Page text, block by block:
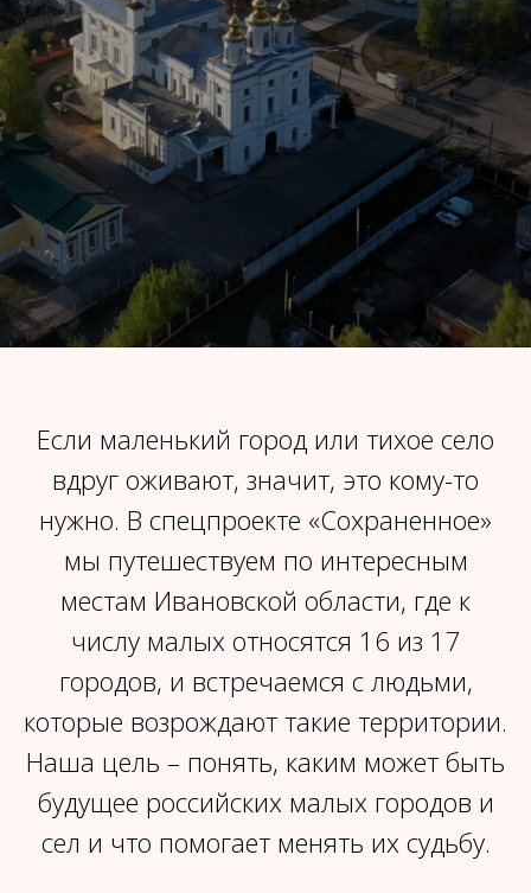
Если маленький город или тихое село
вдруг оживают, значит, это кому-то
нужно. В спецпроекте «Сохраненное»
мы путешествуем по интересным
местам Ивановской области, где к
числу малых относятся 16 из 17
городов, и встречаемся с людьми,
которые возрождают такие территории.
Наша цель – понять, каким может быть
будущее российских малых городов и
сел и что помогает менять их судьбу.